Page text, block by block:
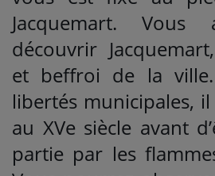
Jacquemart. Vous
découvrir
et beffroi de la
libertés municipales,
au XVe siècle avant
partie par les